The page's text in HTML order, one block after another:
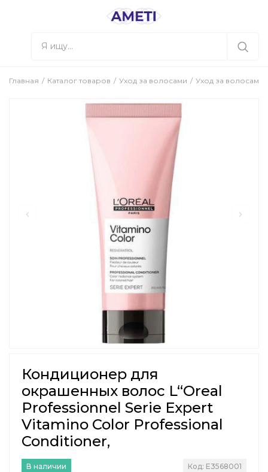
Главная Каталог товаров Уход за волосами Уход за волосами
Кондиционер для
окрашенных волос L“Oreal
Professionnel Serie Expert
Vitamino Color Professional
Conditioner,
В наличии Код: E3568001